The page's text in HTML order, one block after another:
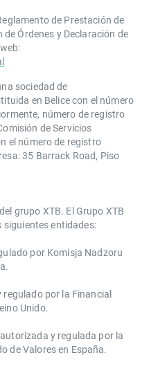
de Prestación de
Órdenes y Declaración de
sociedad de
en Belice con el número
número de registro
de Servicios
el número de registro
35 Barrack Road, Piso
grupo XTB. El Grupo XTB
siguientes entidades:
por Komisja Nadzoru
por la ​Financial
Unido.
y regulada por la
de Valores en España.